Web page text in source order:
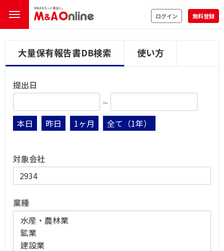
ログイン 無料登録
大量保有報告書DB検索 使い方
提出日
∼
本日
昨日 1ヶ月 全て（1年）
対象会社
業種